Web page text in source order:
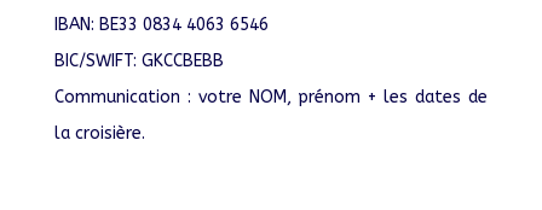
IBAN: BE33 0834 4063 6546
BIC/SWIFT: GKCCBEBB
Communication : votre NOM, prénom + les dates de
la croisière.